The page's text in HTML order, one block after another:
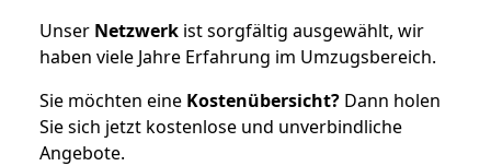
Unser Netzwerk ist sorgfältig ausgewählt, wir
haben viele Jahre Erfahrung im Umzugsbereich.
Sie möchten eine Kostenübersicht? Dann holen
Sie sich jetzt kostenlose und unverbindliche
Angebote.